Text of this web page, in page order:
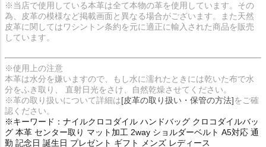
※当店で使用している本革は全て本物の革を使用しています。その
為、皮革の模様など掲載画面と異なる場合がございます。また天然
皮革に関してはワシントン条約を元に適正に輸入された商品を販売
しています。
※使用上の注意
本革は水分を嫌いますので、もし水に濡れたときには乾いた布で水
分をふき取り、 直射日光をさけ、自然乾燥させてください。
※革の取り扱いについて詳細は[皮革の取り扱い・保管の方法]をご確
認ください。
※キーワード：ナイルクロコダイル ハンドバッグ クロコダイルバッ
グ 本革 センター取り マット加工 2way ショルダーベルト A5対応 通
勤 記念日 誕生日 プレゼント ギフト メンズ レディース